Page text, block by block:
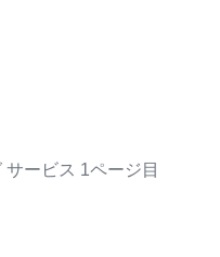
サービス 1ページ目